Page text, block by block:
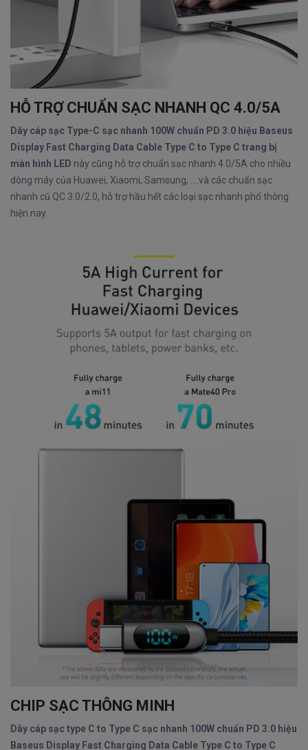
HỖ TRỢ CHUẨN SẠC NHANH QC 4.0/5A
Dây cáp sạc Type-C sạc nhanh 100W chuẩn PD 3.0 hiệu Baseus
Display Fast Charging Data Cable Type C to Type C trang bị
màn hình LED này cũng hỗ trợ chuẩn sạc nhanh 4.0/5A cho nhiều
dòng máy của Huawei, Xiaomi, Samsung, ....và các chuẩn sạc
nhanh cũ QC 3.0/2.0, hỗ trợ hầu hết các loại sạc nhanh phổ thông
hiện nay.
CHIP SẠC THÔNG MINH
Dây cáp sạc type C to Type C sạc nhanh 100W chuẩn PD 3.0 hiệu
Baseus Display Fast Charging Data Cable Type C to Type C